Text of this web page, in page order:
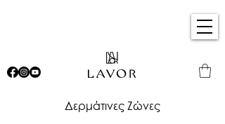
Δερμάτινες Ζώνες